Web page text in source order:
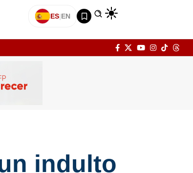
ES|EN
indulto